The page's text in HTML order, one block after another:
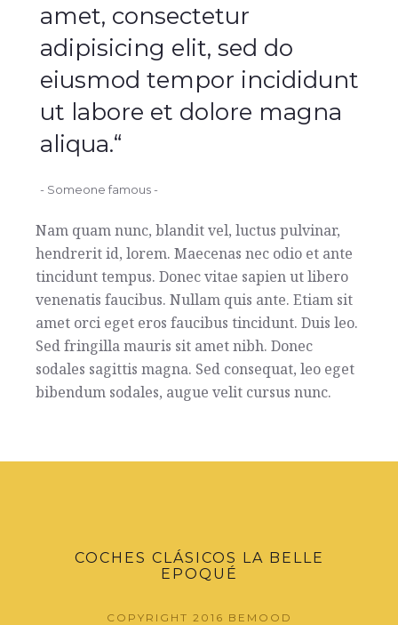
amet, consectetur
adipisicing elit, sed do
eiusmod tempor incididunt
ut labore et dolore magna
aliqua.“
- Someone famous -
Nam quam nunc, blandit vel, luctus pulvinar,
hendrerit id, lorem. Maecenas nec odio et ante
tincidunt tempus. Donec vitae sapien ut libero
venenatis faucibus. Nullam quis ante. Etiam sit
amet orci eget eros faucibus tincidunt. Duis leo.
Sed fringilla mauris sit amet nibh. Donec
sodales sagittis magna. Sed consequat, leo eget
bibendum sodales, augue velit cursus nunc.
COCHES CLÁSICOS LA BELLE
EPOQUÉ
COPYRIGHT 2016 BEMOOD